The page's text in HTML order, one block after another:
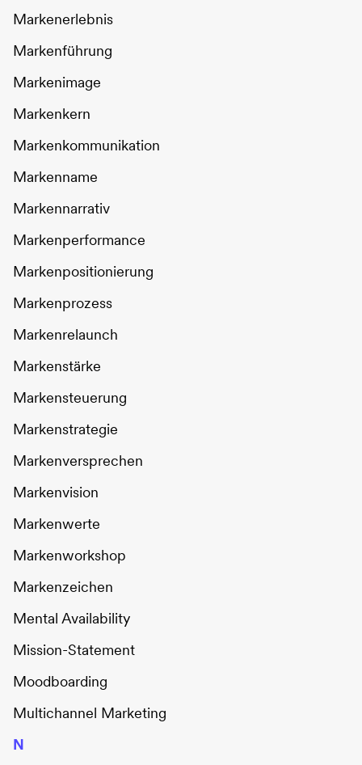
Markenerlebnis
Markenführung
Markenimage
Markenkern
Markenkommunikation
Markenname
Markennarrativ
Markenperformance
Markenpositionierung
Markenprozess
Markenrelaunch
Markenstärke
Markensteuerung
Markenstrategie
Markenversprechen
Markenvision
Markenwerte
Markenworkshop
Markenzeichen
Mental Availability
Mission-Statement
Moodboarding
Multichannel Marketing
N